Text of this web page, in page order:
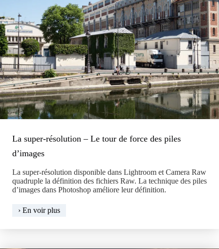
La super-résolution – Le tour de force des piles
d’images
La super-résolution disponible dans Lightroom et Camera Raw
quadruple la définition des fichiers Raw. La technique des piles
d’images dans Photoshop améliore leur définition.
› En voir plusLa
résolution